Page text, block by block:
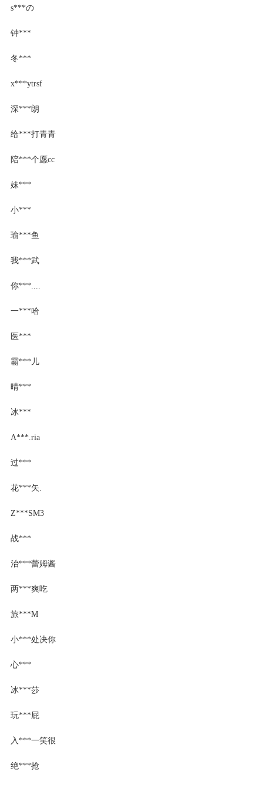
s***の
钟***
冬***
x***ytrsf
深***朗
给***打青青
陪***个愿cc
妹***
小***
瑜***鱼
我***武
你***....
一***哈
医***
霸***儿
晴***
冰***
A***.ria
过***
花***矢.
Z***SM3
战***
治***蕾姆酱
两***爽吃
旅***M
小***处决你
心***
冰***莎
玩***屁
入***一笑很
绝***抢